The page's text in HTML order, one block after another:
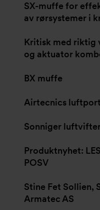
SX-muffe for
av rørsystemer i
Kritisk med riktig
og aktuator
BX muffe
Airtecnics
Sonniger
Produktnyhet:
POSV
Stine Fet Sollien,
Armatec AS